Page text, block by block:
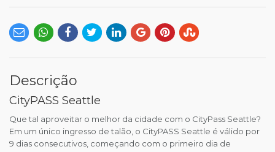
Descrição
CityPASS Seattle
Que tal aproveitar o melhor da cidade com o CityPass Seattle?
Em um único ingresso de talão, o CityPASS Seattle é válido por
9 dias consecutivos, começando com o primeiro dia de